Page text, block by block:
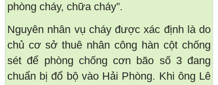
phòng cháy, chữa cháy”.
Nguyên nhân vụ cháy được xác định là do
chủ cơ sở thuê nhân công hàn cột chống
sét để phòng chống cơn bão số 3 đang
chuẩn bị đổ bộ vào Hải Phòng. Khi ông Lê